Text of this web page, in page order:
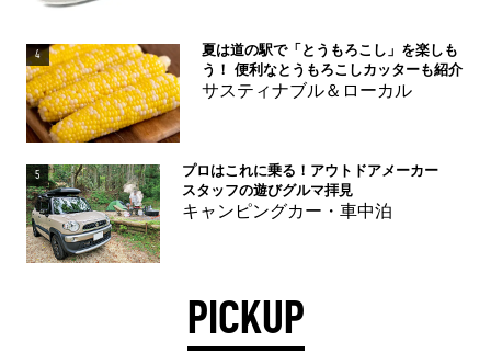
4
夏は道の駅で「とうもろこし」を楽しも
う！ 便利なとうもろこしカッターも紹介
サスティナブル＆ローカル
5
プロはこれに乗る！アウトドアメーカー
スタッフの遊びグルマ拝見
キャンピングカー・車中泊
PICKUP